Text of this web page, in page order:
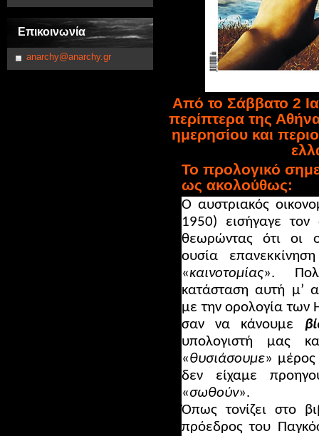
Επικοινωνία
anarchy@anarchy.gr
Από το Σάββατο 2
περίπτερα της
ημερησίου και
Το προλογικό
ως ακολούθως:
Ο αυστριακός
1950) εισήγαγε
θεωρώντας ότι οι
ουσία
«καινοτομίας».
κατάσταση αυτή μ’
με την ορολογία των
σαν να κάνουμε
υπολογιστή μας
«θυσιάσουμε» μέρος
δεν είχαμε
«σωθούν».
Όπως τονίζει στο
πρόεδρος του